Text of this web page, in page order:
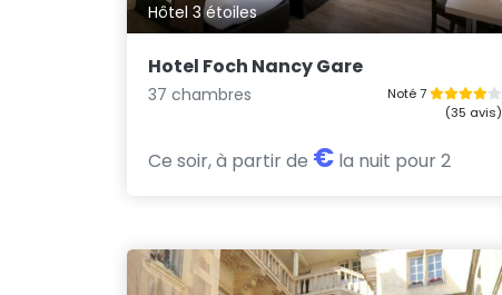
Hôtel 3 étoiles
Hotel Foch Nancy Gare
37 chambres
Noté 7
(35 avis)
Ce soir, à partir de € la nuit pour 2